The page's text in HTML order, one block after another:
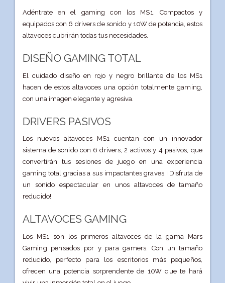
Adéntrate en el gaming con los MS1. Compactos y
equipados con 6 drivers de sonido y 10W de potencia, estos
altavoces cubrirán todas tus necesidades.
DISEÑO GAMING TOTAL
El cuidado diseño en rojo y negro brillante de los MS1
hacen de estos altavoces una opción totalmente gaming,
con una imagen elegante y agresiva.
DRIVERS PASIVOS
Los nuevos altavoces MS1 cuentan con un innovador
sistema de sonido con 6 drivers, 2 activos y 4 pasivos, que
convertirán tus sesiones de juego en una experiencia
gaming total gracias a sus impactantes graves. ¡Disfruta de
un sonido espectacular en unos altavoces de tamaño
reducido!
ALTAVOCES GAMING
Los MS1 son los primeros altavoces de la gama Mars
Gaming pensados por y para gamers. Con un tamaño
reducido, perfecto para los escritorios más pequeños,
ofrecen una potencia sorprendente de 10W que te hará